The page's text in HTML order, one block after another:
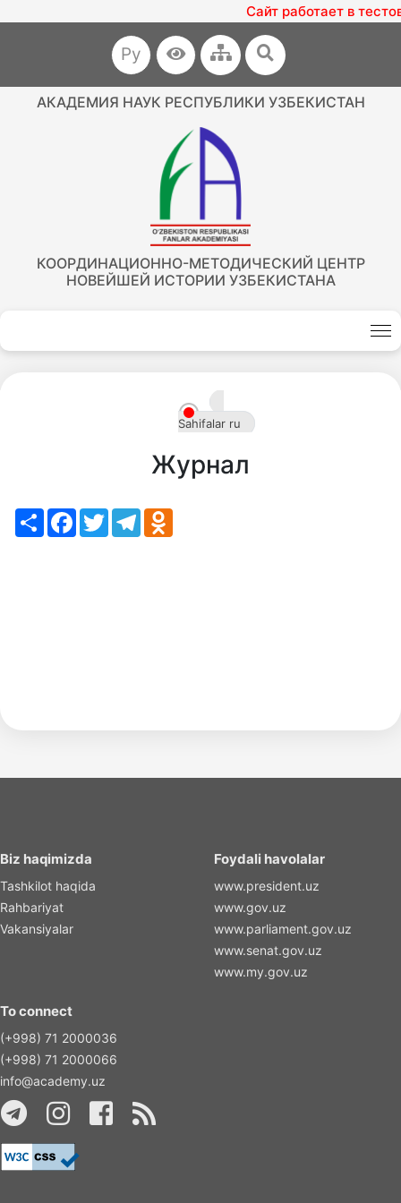
Сайт работает в
Ру
АКАДЕМИЯ НАУК РЕСПУБЛИКИ УЗБЕКИСТАН
КООРДИНАЦИОННО-МЕТОДИЧЕСКИЙ ЦЕНТР
НОВЕЙШЕЙ ИСТОРИИ УЗБЕКИСТАНА
Sahifalar ru
Журнал
ShareFacebook
TwitterTelegram
Biz haqimizda
Tashkilot haqida
Rahbariyat
Vakansiyalar
Foydali havolalar
www.president.uz
www.gov.uz
www.parliament.gov.uz
www.senat.gov.uz
www.my.gov.uz
To connect
(+998) 71 2000036
(+998) 71 2000066
info@academy.uz